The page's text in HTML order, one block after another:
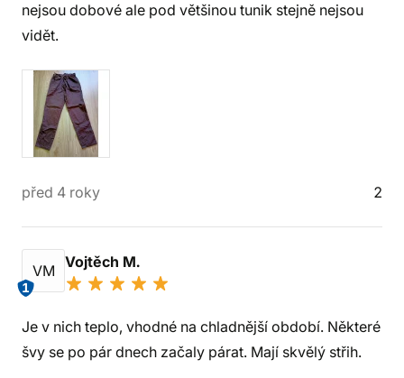
nejsou dobové ale pod většinou tunik stejně nejsou
vidět.
před 4 roky 2
VM
1
Vojtěch M.
Je v nich teplo, vhodné na chladnější období. Některé
švy se po pár dnech začaly párat. Mají skvělý střih.